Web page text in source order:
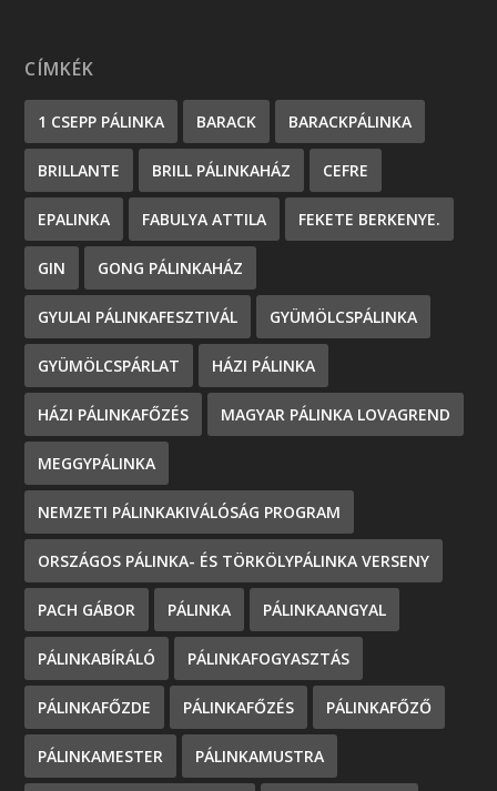
CÍMKÉK
1 CSEPP PÁLINKA BARACK BARACKPÁLINKA
BRILLANTE BRILL PÁLINKAHÁZ CEFRE
EPALINKA FABULYA ATTILA FEKETE BERKENYE.
GIN GONG PÁLINKAHÁZ
GYULAI PÁLINKAFESZTIVÁL GYÜMÖLCSPÁLINKA
GYÜMÖLCSPÁRLAT HÁZI PÁLINKA
HÁZI PÁLINKAFŐZÉS MAGYAR PÁLINKA LOVAGREND
MEGGYPÁLINKA
NEMZETI PÁLINKAKIVÁLÓSÁG PROGRAM
ORSZÁGOS PÁLINKA- ÉS TÖRKÖLYPÁLINKA VERSENY
PACH GÁBOR PÁLINKA PÁLINKAANGYAL
PÁLINKABÍRÁLÓ PÁLINKAFOGYASZTÁS
PÁLINKAFŐZDE PÁLINKAFŐZÉS PÁLINKAFŐZŐ
PÁLINKAMESTER PÁLINKAMUSTRA